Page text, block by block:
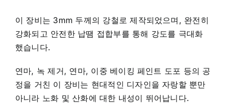
이 장비는 3mm 두께의 강철로 제작되었으며, 완전히
강화되고 안전한 납땜 접합부를 통해 강도를 극대화
했습니다.
연마, 녹 제거, 연마, 이중 베이킹 페인트 도포 등의 공
정을 거친 이 장비는 현대적인 디자인을 자랑할 뿐만
아니라 노화 및 산화에 대한 내성이 뛰어납니다.